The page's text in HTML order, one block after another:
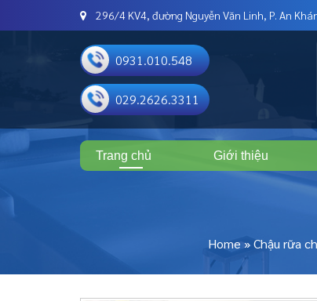
296/4 KV4, đường Nguyễn Văn Linh, P. An
0931.010.548
029.2626.3311
Trang chủ Giới thiệu
Home»Chậu rữa